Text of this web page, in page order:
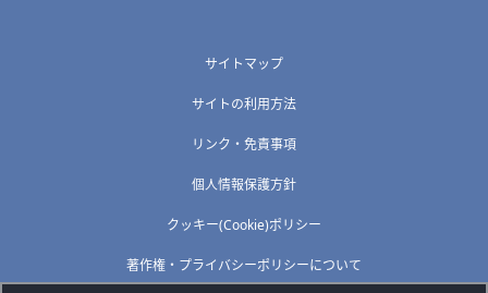
サイトマップ
サイトの利用方法
リンク・免責事項
個人情報保護方針
クッキー(Cookie)ポリシー
著作権・プライバシーポリシーについて